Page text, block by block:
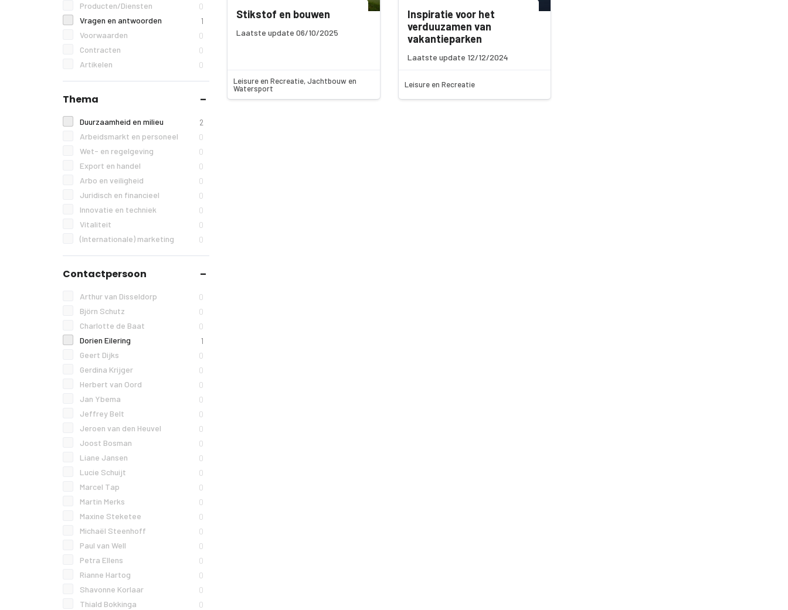
Producten/Diensten 0
Vragen en antwoorden 1
Voorwaarden 0
Contracten 0
Artikelen 0
Thema
Duurzaamheid en milieu 2
Arbeidsmarkt en personeel 0
Wet- en regelgeving 0
Export en handel 0
Arbo en veiligheid 0
Juridisch en financieel 0
Innovatie en techniek 0
Vitaliteit 0
(Internationale) marketing 0
Contactpersoon
Arthur van Disseldorp 0
Björn Schutz 0
Charlotte de Baat 0
Dorien Eilering 1
Geert Dijks 0
Gerdina Krijger 0
Herbert van Oord 0
Jan Ybema 0
Jeffrey Belt 0
Jeroen van den Heuvel 0
Joost Bosman 0
Liane Jansen 0
Lucie Schuijt 0
Marcel Tap 0
Martin Merks 0
Maxine Steketee 0
Michaël Steenhoff 0
Paul van Well 0
Petra Ellens 0
Rianne Hartog 0
Shavonne Korlaar 0
Thiald Bokkinga 0
Stikstof en bouwen
Laatste update 06/10/2025
Leisure en Recreatie, Jachtbouw en
Watersport
Inspiratie voor het
verduuzamen van
vakantieparken
Laatste update 12/12/2024
Leisure en Recreatie